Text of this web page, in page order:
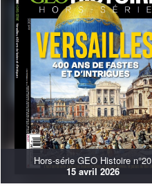
Hors-série GEO Histoire n°20
15 avril 2026